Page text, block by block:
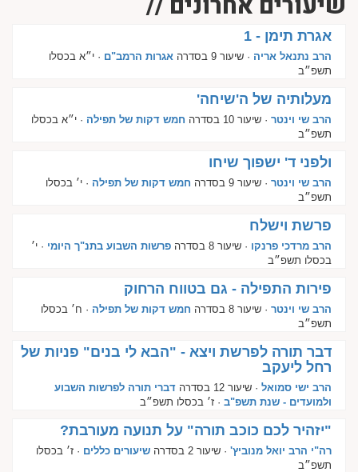
אגרת תימן - 1
הרב נתנאל אריה · שיעור 9 בסדרה אגרות הרמב"ם · י״א בכסלו
תשפ״ב
מעלותיה של ה'שיחה'
הרב שי וינטר · שיעור 10 בסדרה חמש דקות של תפילה · י״א בכסלו
תשפ״ב
ולפני ד' ישפוך שיחו
הרב שי וינטר · שיעור 9 בסדרה חמש דקות של תפילה · י׳ בכסלו
תשפ״ב
פרשת וישלח
הרב מרדכי פרנקו · שיעור 8 בסדרה פרשות השבוע בתנ"ך היומי · י׳
בכסלו תשפ״ב
פירות התפילה - גם בטווח הרחוק
הרב שי וינטר · שיעור 8 בסדרה חמש דקות של תפילה · ח׳ בכסלו
תשפ״ב
דבר תורה לפרשת ויצא - "הבא לי בנים" פניות של
רחל ליעקב
הרב ישי סמואל · שיעור 12 בסדרה
דברי תורה לפרשות השבוע
ולמועדים - שנת תשפ"ב · ז׳ בכסלו תשפ״ב
"יזהיר לכם כוכב תורה" על תנועה מעורבת?
רה"י הרב יואל מנוביץ' · שיעור 2 בסדרה שיעורים כללים · ז׳ בכסלו
תשפ״ב